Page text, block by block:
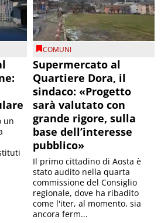
un
COMUNI
Supermercato al
Quartiere Dora, il
sindaco: «Progetto
sarà valutato con
grande rigore, sulla
base dell’interesse
pubblico»
Il primo cittadino di Aosta è
stato audito nella quarta
commissione del Consiglio
regionale, dove ha ribadito
come l'iter, al momento, sia
ancora ferm...